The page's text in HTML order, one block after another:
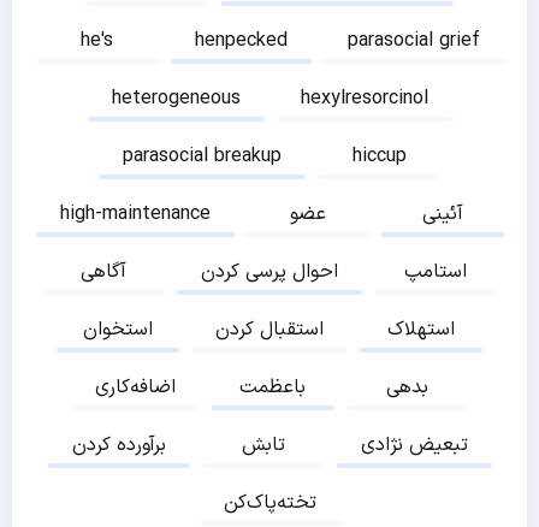
he's
henpecked
parasocial grief
heterogeneous
hexylresorcinol
parasocial breakup
hiccup
high-maintenance
عضو
آئینی
آگاهی
احوال پرسی کردن
استامپ
استخوان
استقبال کردن
استهلاک
اضافه‌کاری
باعظمت
بدهی
برآورده کردن
تابش
تبعیض نژادی
تخته‌پاک‌کن